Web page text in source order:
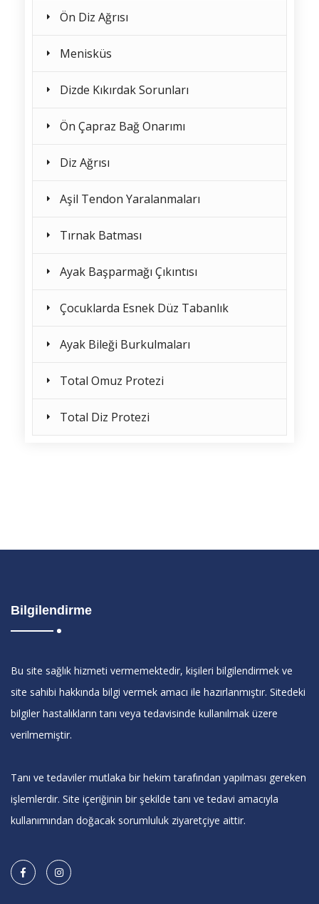
Ön Diz Ağrısı
Menisküs
Dizde Kıkırdak Sorunları
Ön Çapraz Bağ Onarımı
Diz Ağrısı
Aşil Tendon Yaralanmaları
Tırnak Batması
Ayak Başparmağı Çıkıntısı
Çocuklarda Esnek Düz Tabanlık
Ayak Bileği Burkulmaları
Total Omuz Protezi
Total Diz Protezi
Bilgilendirme
Bu site sağlık hizmeti vermemektedir, kişileri bilgilendirmek ve
site sahibi hakkında bilgi vermek amacı ile hazırlanmıştır. Sitedeki
bilgiler hastalıkların tanı veya tedavisinde kullanılmak üzere
verilmemiştir.
Tanı ve tedaviler mutlaka bir hekim tarafından yapılması gereken
işlemlerdir. Site içeriğinin bir şekilde tanı ve tedavi amacıyla
kullanımından doğacak sorumluluk ziyaretçiye aittir.